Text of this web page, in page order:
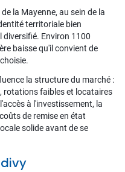
la Mayenne, au sein de la
territoriale bien
diversifié. Environ 1100
baisse qu'il convient de
la structure du marché :
rotations faibles et locataires
à l'investissement, la
de remise en état
solide avant de se